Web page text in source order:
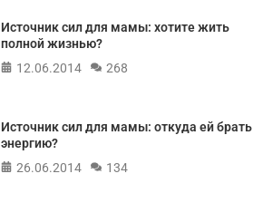
Источник сил для мамы: хотите жить
полной жизнью?
12.06.2014
268
Источник сил для мамы: откуда ей брать
энергию?
26.06.2014
134